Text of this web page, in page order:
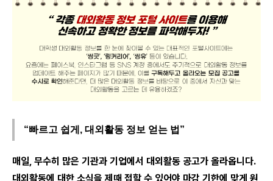
“빠르고 쉽게, 대외활동 정보 얻는 법”
매일, 무수히 많은 기관과 기업에서 대외활동 공고가 올라옵니다.
대외활동에 대한 소식을 제때 접할 수 있어야 마감 기한에 맞게 원